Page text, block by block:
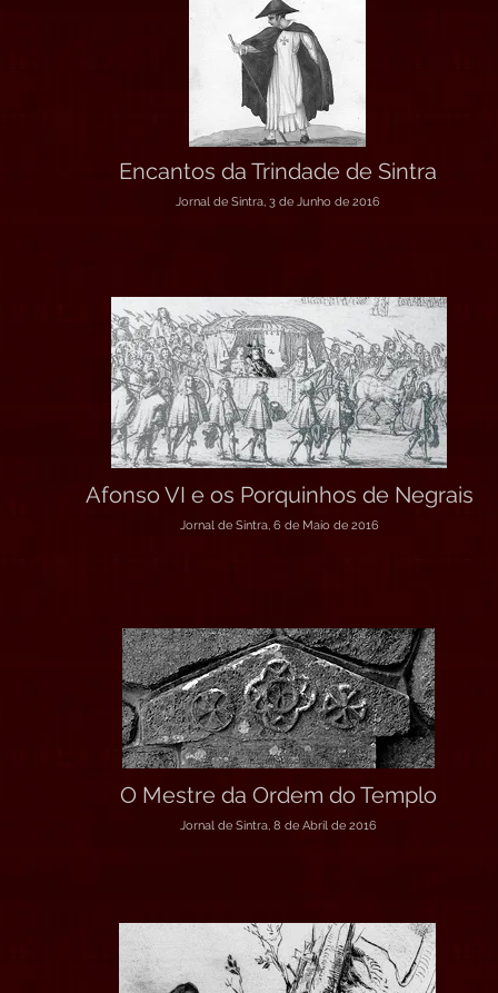
Encantos da Trindade de Sintra
Jornal de Sintra, 3 de Junho de 2016
Afonso VI e os Porquinhos de Negrais
Jornal de Sintra, 6 de Maio de 2016
O Mestre da Ordem do Templo
Jornal de Sintra, 8 de Abril de 2016